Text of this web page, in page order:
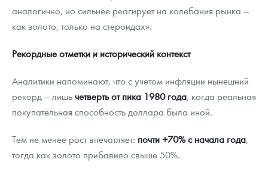
аналогично, но сильнее реагирует на колебания рынка —
как золото, только на стероидах».
Рекордные отметки и исторический контекст
Аналитики напоминают, что с учетом инфляции нынешний
рекорд — лишьчетверть от пика 1980 года, когда реальная
покупательная способность доллара была иной.
Тем не менее рост впечатляет: почти +70% с начала года,
тогда как золото прибавило свыше 50%.